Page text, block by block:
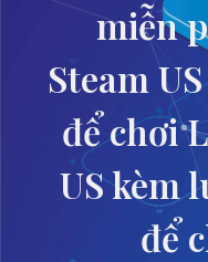
miễn
Steam
để chơi
US kèm
để